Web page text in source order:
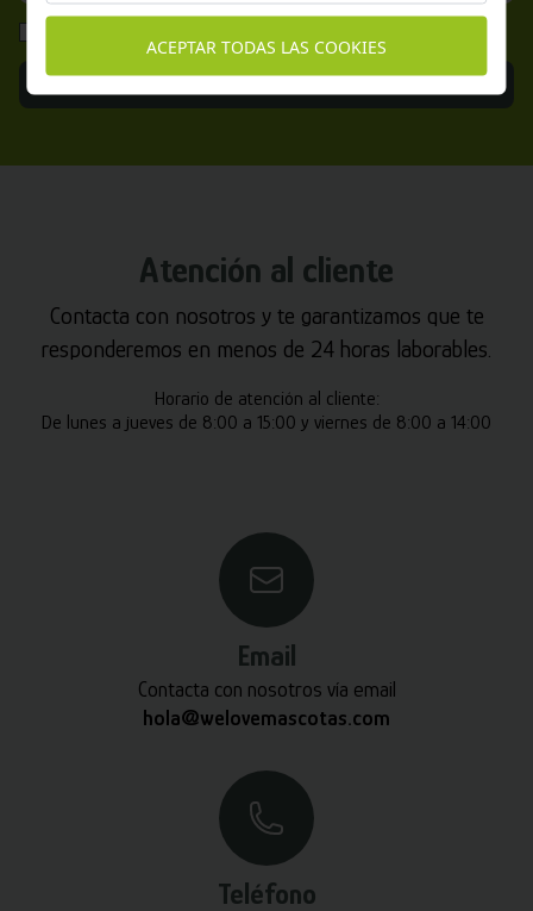
Enviar
Atención al cliente
Contacta con nosotros y te garantizamos que te
responderemos en menos de 24 horas laborables.
Horario de atención al cliente:
De lunes a jueves de 8:00 a 15:00 y viernes de 8:00 a 14:00
Email
Contacta con nosotros vía email
hola@welovemascotas.com
Teléfono
ACEPTAR TODAS LAS COOKIES